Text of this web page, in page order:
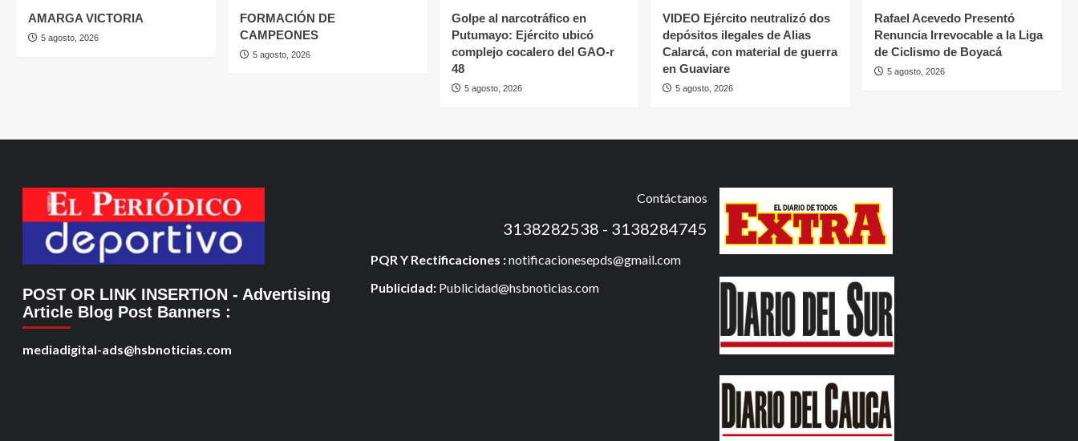
AMARGA VICTORIA
5 agosto, 2026
FORMACIÓN DE
CAMPEONES
5 agosto, 2026
Golpe al narcotráfico en
Putumayo: Ejército ubicó
complejo cocalero del GAO-r
48
5 agosto, 2026
VIDEO Ejército neutralizó dos
depósitos ilegales de Alias
Calarcá, con material de guerra
en Guaviare
5 agosto, 2026
Rafael Acevedo Presentó
Renuncia Irrevocable a la Liga
de Ciclismo de Boyacá
5 agosto, 2026
POST OR LINK INSERTION - Advertising
Article Blog Post Banners :
mediadigital-ads@hsbnoticias.com
Contáctanos
3138282538 - 3138284745
PQR Y Rectificaciones :notificacionesepds@gmail.com
Publicidad: Publicidad@hsbnoticias.com